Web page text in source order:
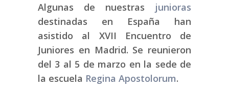
Algunas de nuestras junioras
destinadas en España han
asistido al XVII Encuentro de
Juniores en Madrid. Se reunieron
del 3 al 5 de marzo en la sede de
la escuela Regina Apostolorum.